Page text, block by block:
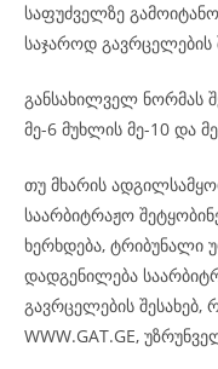
საფუძველზე
საჯაროდ გავრცელების
განსახილველ ნორმას
მე-6 მუხლის მე-10 და
თუ მხარის
საარბიტრაჟო
ხერხდება, ტრიბუნალი
დადგენილება
გავრცელების შესახებ,
WWW.GAT.GE,